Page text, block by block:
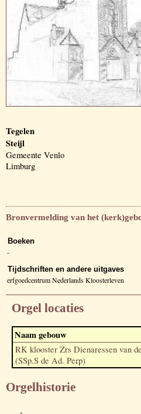
Tegelen
Steijl
Gemeente Venlo
Limburg
Bronvermelding van het
Boeken
-
Tijdschriften en andere uitgaves
erfgoedcentrum Nederlands Kloosterleven
Orgel locaties
Naam gebouw
RK klooster Zrs Dienaressen van
(SSp.S de Ad. Perp)
Orgelhistorie
-